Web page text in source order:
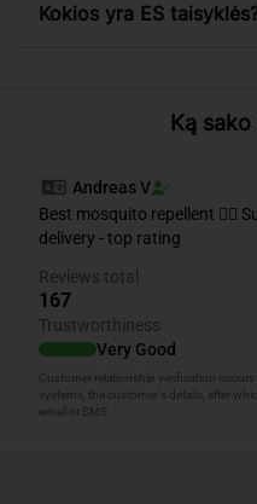
Kokios yra ES
Ką